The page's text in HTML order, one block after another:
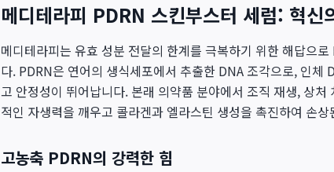
메디테라피 PDRN 스킨부스터 세럼: 혁신
메디테라피는 유효 성분 전달의 한계를 극복하기 위한 해답
다. PDRN은 연어의 생식세포에서 추출한 DNA 조각으로, 인체
고 안정성이 뛰어납니다. 본래 의약품 분야에서 조직 재생, 상
적인 자생력을 깨우고 콜라겐과 엘라스틴 생성을 촉진하여 손
고농축 PDRN의 강력한 힘